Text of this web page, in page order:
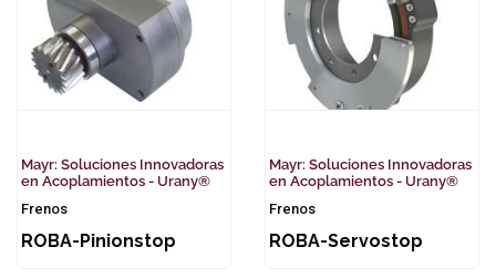
Mayr: Soluciones Innovadoras
en Acoplamientos - Urany®
Frenos
ROBA-Pinionstop
Mayr: Soluciones Innovadoras
en Acoplamientos - Urany®
Frenos
ROBA-Servostop